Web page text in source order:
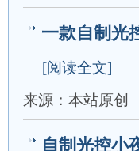
一款自制光
[阅读全文]
来源：本站原创
自制光控小